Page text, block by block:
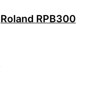
Roland RPB300